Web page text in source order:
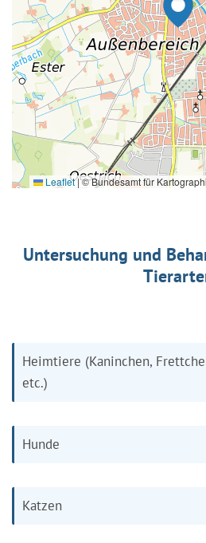
Leaflet|© Bundesamt für
Untersuchung und
Heimtiere (Kaninchen,
etc.)
Hunde
Katzen